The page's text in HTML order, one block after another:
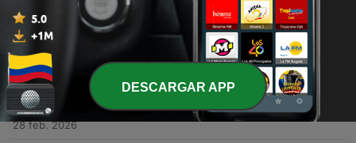
364 - Es Europa: El conflicto en Oriente Medio dispara
los costes, paraliza vuelos y golpea a la
cosmética española
15 mar. 2026
363 - Es Europa: La libertad de prensa se deteriora en
Europa
28 feb. 2026
DESCARGAR APP